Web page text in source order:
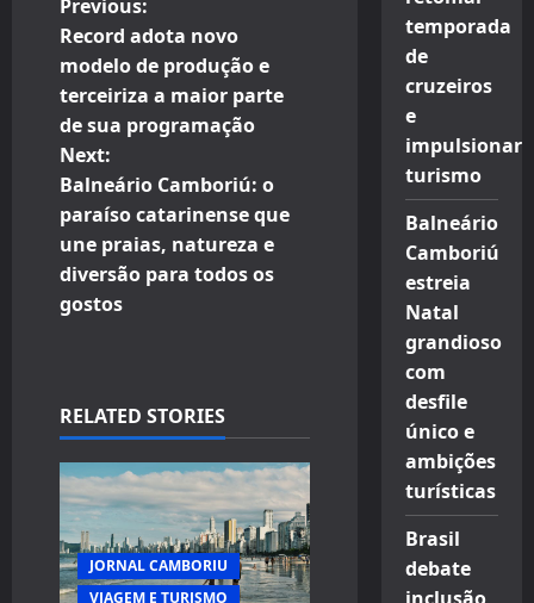
P
o
s
t
n
a
v
g
a
t
i
Previous:
Record adota novo
modelo de produção e
terceiriza a maior parte
de sua programação
Next:
Balneário Camboriú: o
paraíso catarinense que
une praias, natureza e
diversão para todos os
gostos
RELATED STORIES
JORNAL CAMBORIU
VIAGEM E TURISMO
temporada
de
cruzeiros
e
impulsionar
turismo
Balneário
Camboriú
estreia
Natal
grandioso
com
desfile
único e
ambições
turísticas
Brasil
debate